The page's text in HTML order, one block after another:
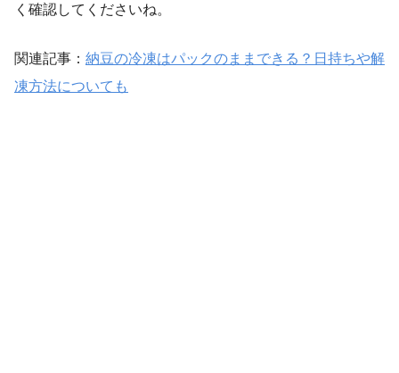
く確認してくださいね。
関連記事： 納豆の冷凍はパックのままできる？日持ちや解
凍方法についても